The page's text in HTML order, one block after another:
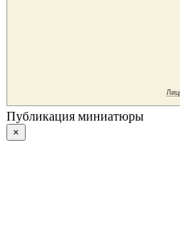
Публикация миниатюры
×